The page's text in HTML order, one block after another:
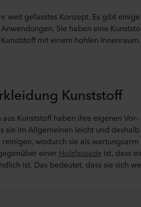
weit gefasstes Konzept. Es gibt
Sie haben eine
mit einem hohlen Innenraum.
Kunststoff
Kunststoff haben ihre eigenen
sie im Allgemeinen leicht und
wodurch sie als
einer Holzfassade ist, dass
ist. Das bedeutet, dass sie sich